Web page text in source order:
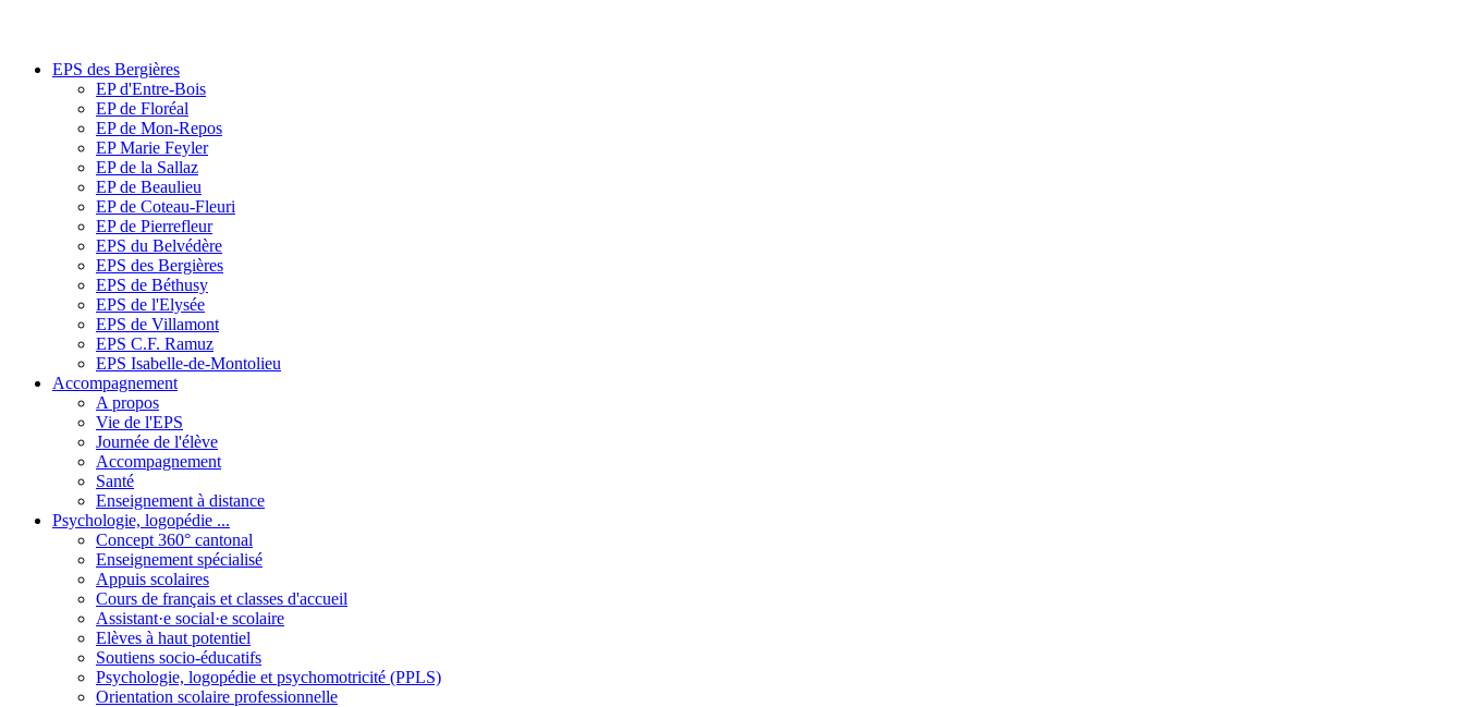
EPS des Bergières
EP d'Entre-Bois
EP de Floréal
EP de Mon-Repos
EP Marie Feyler
EP de la Sallaz
EP de Beaulieu
EP de Coteau-Fleuri
EP de Pierrefleur
EPS du Belvédère
EPS des Bergières
EPS de Béthusy
EPS de l'Elysée
EPS de Villamont
EPS C.F. Ramuz
EPS Isabelle-de-Montolieu
Accompagnement
A propos
Vie de l'EPS
Journée de l'élève
Accompagnement
Santé
Enseignement à distance
Psychologie, logopédie ...
Concept 360° cantonal
Enseignement spécialisé
Appuis scolaires
Cours de français et classes d'accueil
Assistant·e social·e scolaire
Elèves à haut potentiel
Soutiens socio-éducatifs
Psychologie, logopédie et psychomotricité (PPLS)
Orientation scolaire professionnelle